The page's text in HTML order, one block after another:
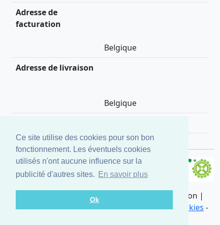
Ce site utilise des cookies pour son bon
fonctionnement. Les éventuels cookies
utilisés n'ont aucune influence sur la
publicité d'autres sites.
En savoir plus
Ok
Adresse de
facturation
Belgique
Adresse de livraison
Belgique
2026 All rights reserved ALF-Solution |
info@alf-solution.be |GDPR|CGU|CGV| Cookies -